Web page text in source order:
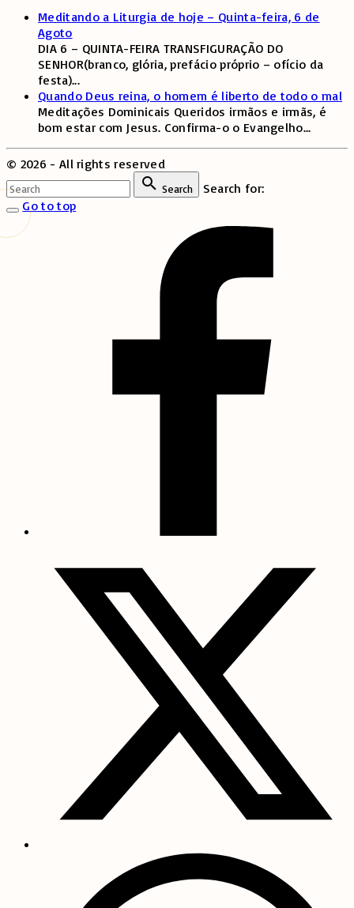
Meditando a Liturgia de hoje – Quinta-feira, 6 de
Agoto
DIA 6 – QUINTA-FEIRA TRANSFIGURAÇÃO DO
SENHOR(branco, glória, prefácio próprio – ofício da
festa)...
Quando Deus reina, o homem é liberto de todo o mal
Meditações Dominicais Queridos irmãos e irmãs, é
bom estar com Jesus. Confirma-o o Evangelho...
© 2026 - All rights reserved
Search
Search for:
Go to top